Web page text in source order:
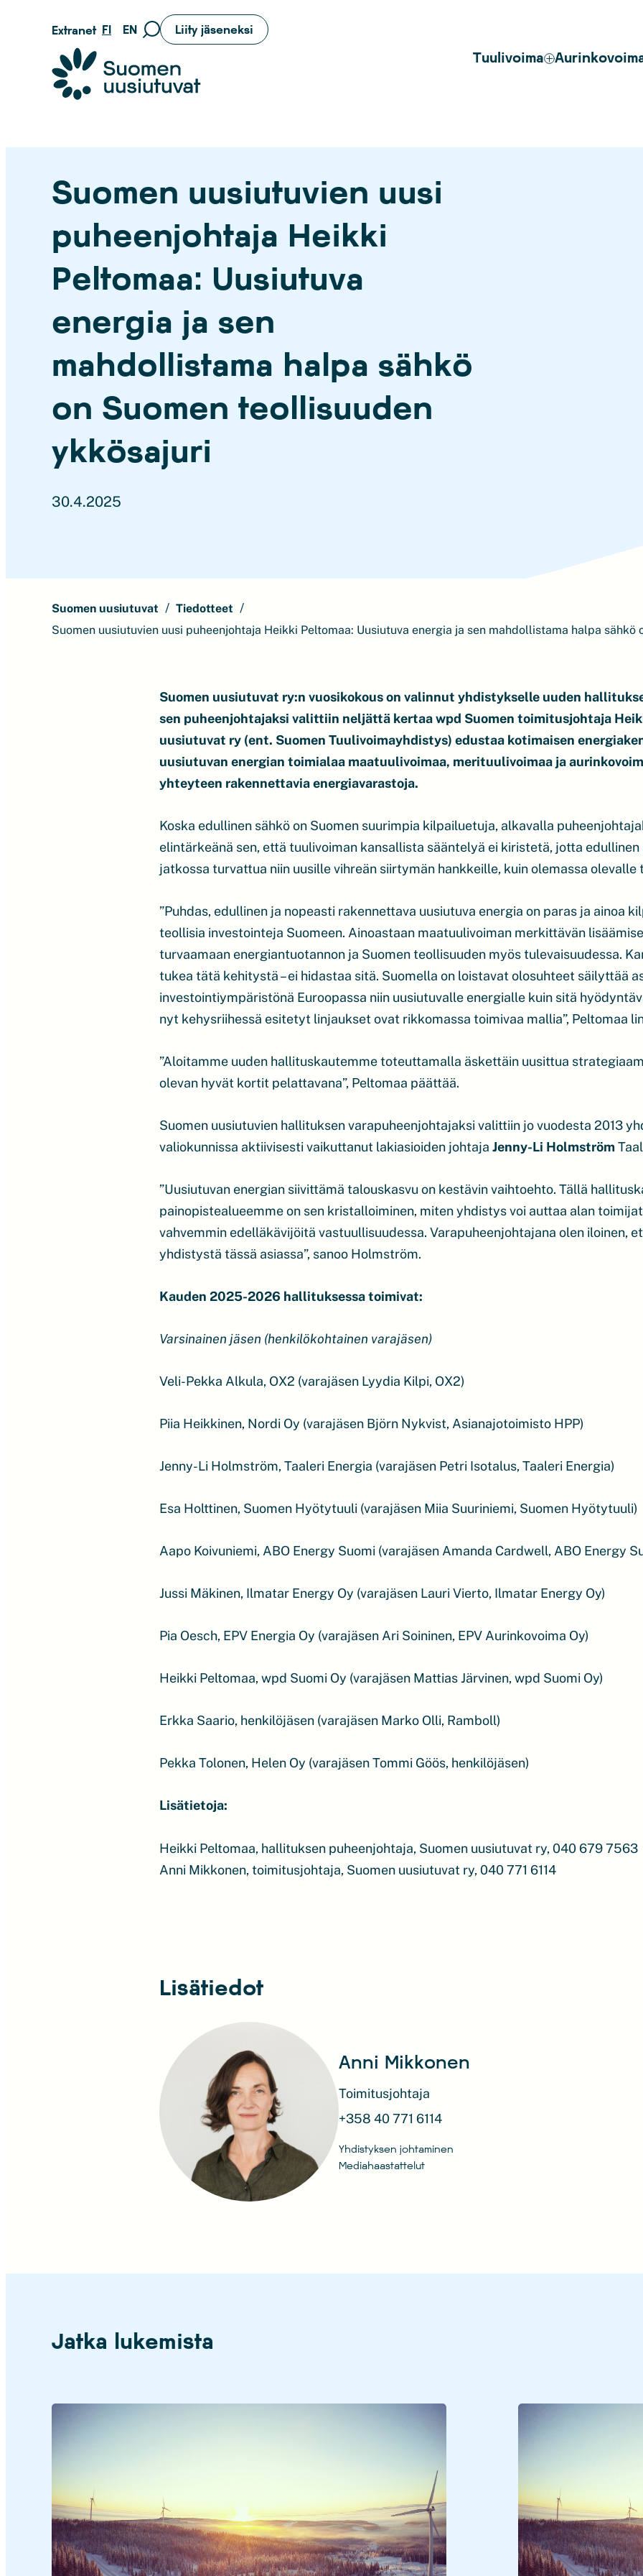
sisältöön
Extranet FI EN
Siirry
Liity jäseneksi
Suomen uusiutuvat ry
Tuulivoima
Suomen uusiutuvien uusi
puheenjohtaja Heikki
Peltomaa: Uusiutuva
energia ja sen
mahdollistama halpa sähkö
on Suomen teollisuuden
ykkösajuri
30.4.2025
Suomen uusiutuvat
Tiedotteet
Suomen uusiutuvien uusi puheenjohtaja Heikki Peltomaa: Uusiutuva energia ja sen mahdollistama halpa
Suomen uusiutuvat ry:n vuosikokous on valinnut yhdistykselle uuden
sen puheenjohtajaksi valittiin neljättä kertaa wpd Suomen toimitusjohtaja
uusiutuvat ry (ent. Suomen Tuulivoimayhdistys) edustaa kotimaisen
uusiutuvan energian toimialaa maatuulivoimaa, merituulivoimaa ja
yhteyteen rakennettavia energiavarastoja.
Koska edullinen sähkö on Suomen suurimpia kilpailuetuja, alkavalla
elintärkeänä sen, että tuulivoiman kansallista sääntelyä ei kiristetä, jotta edullinen
jatkossa turvattua niin uusille vihreän siirtymän hankkeille, kuin olemassa olevalle
”Puhdas, edullinen ja nopeasti rakennettava uusiutuva energia on paras ja ainoa
teollisia investointeja Suomeen. Ainoastaan maatuulivoiman merkittävän
turvaamaan energiantuotannon ja Suomen teollisuuden myös tulevaisuudessa.
tukea tätä kehitystä – ei hidastaa sitä. Suomella on loistavat olosuhteet säilyttää
investointiympäristönä Euroopassa niin uusiutuvalle energialle kuin sitä
nyt kehysriihessä esitetyt linjaukset ovat rikkomassa toimivaa mallia”, Peltomaa
”Aloitamme uuden hallituskautemme toteuttamalla äskettäin uusittua
olevan hyvät kortit pelattavana”, Peltomaa päättää.
Suomen uusiutuvien hallituksen varapuheenjohtajaksi valittiin jo vuodesta 2013
valiokunnissa aktiivisesti vaikuttanut lakiasioiden johtaja Jenny-Li Holmström
”Uusiutuvan energian siivittämä talouskasvu on kestävin vaihtoehto. Tällä
painopistealueemme on sen kristalloiminen, miten yhdistys voi auttaa alan
vahvemmin edelläkävijöitä vastuullisuudessa. Varapuheenjohtajana olen iloinen,
yhdistystä tässä asiassa”, sanoo Holmström.
Kauden 2025-2026 hallituksessa toimivat:
Varsinainen jäsen (henkilökohtainen varajäsen)
Veli-Pekka Alkula, OX2 (varajäsen Lyydia Kilpi, OX2)
Piia Heikkinen, Nordi Oy (varajäsen Björn Nykvist, Asianajotoimisto HPP)
Jenny-Li Holmström, Taaleri Energia (varajäsen Petri Isotalus, Taaleri Energia)
Esa Holttinen, Suomen Hyötytuuli (varajäsen Miia Suuriniemi, Suomen Hyötytuuli)
Aapo Koivuniemi, ABO Energy Suomi (varajäsen Amanda Cardwell, ABO Energy
Jussi Mäkinen, Ilmatar Energy Oy (varajäsen Lauri Vierto, Ilmatar Energy Oy)
Pia Oesch, EPV Energia Oy (varajäsen Ari Soininen, EPV Aurinkovoima Oy)
Heikki Peltomaa, wpd Suomi Oy (varajäsen Mattias Järvinen, wpd Suomi Oy)
Erkka Saario, henkilöjäsen (varajäsen Marko Olli, Ramboll)
Pekka Tolonen, Helen Oy (varajäsen Tommi Göös, henkilöjäsen)
Lisätietoja:
Heikki Peltomaa, hallituksen puheenjohtaja, Suomen uusiutuvat ry, 040 679 7563
Anni Mikkonen, toimitusjohtaja, Suomen uusiutuvat ry, 040 771 6114
Lisätiedot
Anni Mikkonen
Toimitusjohtaja
+358 40 771 6114
Yhdistyksen johtaminen
Mediahaastattelut
Jatka lukemista